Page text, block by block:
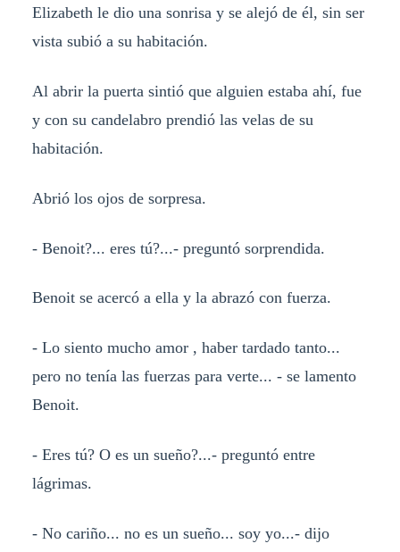
Elizabeth le dio una sonrisa y se alejó de él, sin ser
vista subió a su habitación.
Al abrir la puerta sintió que alguien estaba ahí, fue
y con su candelabro prendió las velas de su
habitación.
Abrió los ojos de sorpresa.
- Benoit?... eres tú?...- preguntó sorprendida.
Benoit se acercó a ella y la abrazó con fuerza.
- Lo siento mucho amor , haber tardado tanto...
pero no tenía las fuerzas para verte... - se lamento
Benoit.
- Eres tú? O es un sueño?...- preguntó entre
lágrimas.
- No cariño... no es un sueño... soy yo...- dijo